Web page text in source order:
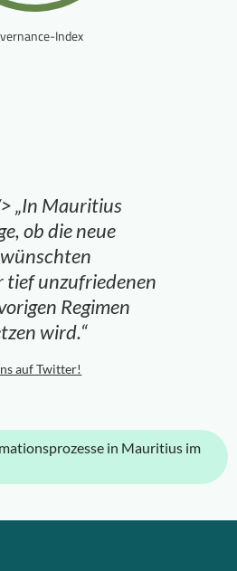
Index
„In Mauritius
ob die neue
tief unzufriedenen
Regimen
wird.“
auf Twitter!
in Mauritius im